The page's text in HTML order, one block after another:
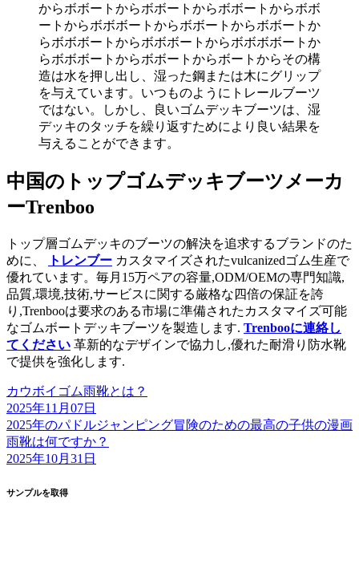
からボボートからボボートからボボートからボボ
ートからボボボートからボボートからボボートか
らボボボートからボボボートからボボボボートか
らボボボートからボボートからボートからその構
造は水を押し出し、湿った鋼または木にグリップ
を与えています。いつものようにトレールブーツ
ではない。しかし、良いゴムデッキブーツは、湿
デッキのタッチを繰り返すためにより良い結果を
与えることができます。
中国のトップゴムデッキブーツメーカ
ーTrenboo
トップ層ゴムデッキのブーツの解決を追求するブランドのた
めに、
トレンブー カスタマイズされたvulcanizedゴム生産で
優れています。毎月15万ペアの容量,ODM/OEMの専門知識,
品質,環境,技術,サービスに関する厳格な四倍の保証を誇
り,Trenbooは要求のある市場に準備されたカスタマイズ可能
なゴムボートデッキブーツを製造します. Trenbooに連絡し
てください 革新的なデザインで協力し,優れた耐滑り防水靴
で提供を強化します.
カウボイゴム雨靴とは？
2025年11月07日
2025年のパドルジャンピング冒険のための最高の子供の漫画
雨靴は何ですか？
2025年10月31日
サンプルを取得